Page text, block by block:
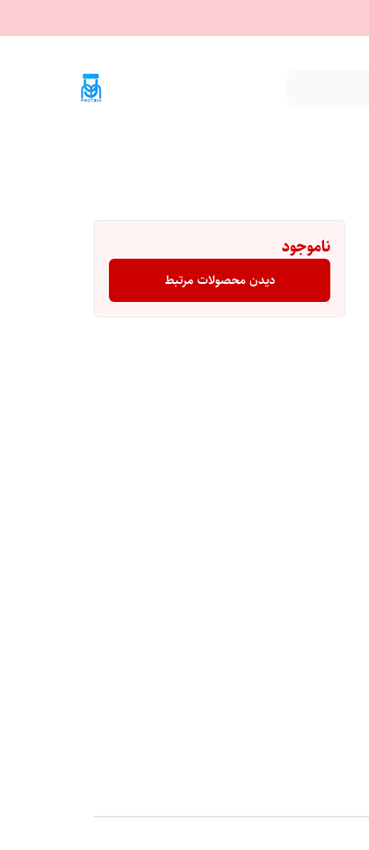
ناموجود
دیدن محصولات مرتبط